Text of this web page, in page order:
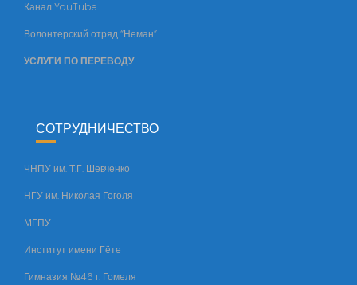
Канал YouTube
Волонтерский отряд “Неман”
УСЛУГИ ПО ПЕРЕВОДУ
СОТРУДНИЧЕСТВО
ЧНПУ им. Т.Г. Шевченко
НГУ им. Николая Гоголя
МГПУ
Институт имени Гёте
Гимназия №46 г. Гомеля